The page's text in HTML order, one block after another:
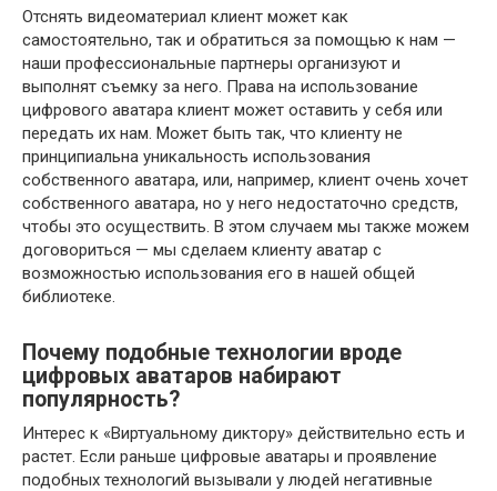
Отснять видеоматериал клиент может как
самостоятельно, так и обратиться за помощью к нам —
наши профессиональные партнеры организуют и
выполнят съемку за него. Права на использование
цифрового аватара клиент может оставить у себя или
передать их нам. Может быть так, что клиенту не
принципиальна уникальность использования
собственного аватара, или, например, клиент очень хочет
собственного аватара, но у него недостаточно средств,
чтобы это осуществить. В этом случаем мы также можем
договориться — мы сделаем клиенту аватар с
возможностью использования его в нашей общей
библиотеке.
Почему подобные технологии вроде
цифровых аватаров набирают
популярность?
Интерес к «Виртуальному диктору» действительно есть и
растет. Если раньше цифровые аватары и проявление
подобных технологий вызывали у людей негативные